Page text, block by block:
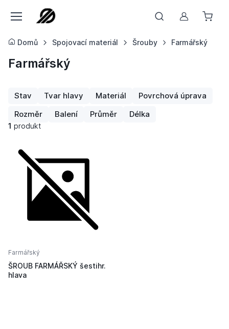
Můj účet
Domů Spojovací materiál Šrouby Farmářský
Farmářský
Stav Tvar hlavy Materiál
Povrchová úprava
Rozměr
Balení Průměr Délka
1 produkt
Farmářský
ŠROUB FARMÁŘSKÝ šestihr.
hlava